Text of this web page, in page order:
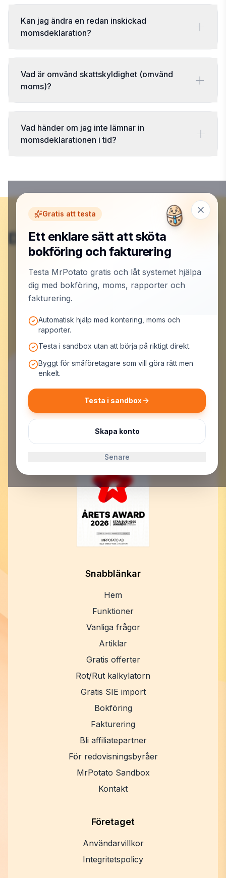
Kan jag ändra en redan inskickad
momsdeklaration?
Vad är omvänd skattskyldighet (omvänd
moms)?
Vad händer om jag inte lämnar in
momsdeklarationen i tid?
Gratis att testa
Ett enklare sätt att sköta
bokföring och fakturering
Testa MrPotato gratis och låt systemet hjälpa
dig med bokföring, moms, rapporter och
fakturering.
Automatisk hjälp med kontering, moms och
rapporter.
Testa i sandbox utan att börja på riktigt direkt.
Byggt för småföretagare som vill göra rätt men
enkelt.
Testa i sandbox
Skapa konto
Senare
Du är klar här – nu börjar det
roliga.
Skapa konto och låt MrPotato jobba
MrPotato AB
Malmskillnadsgatan 44, 111 57 Stockholm
Org.nr: 559523-7099
E-post:support@mrpotato.se
Snabblänkar
Hem
Funktioner
Vanliga frågor
Artiklar
Gratis offerter
Rot/Rut kalkylatorn
Gratis SIE import
Bokföring
Fakturering
Bli affiliatepartner
För redovisningsbyråer
MrPotato Sandbox
Kontakt
Företaget
Användarvillkor
Integritetspolicy